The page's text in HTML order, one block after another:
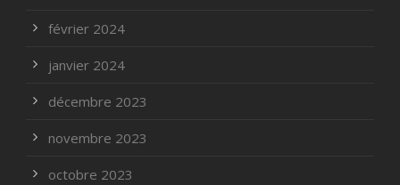
février 2024
janvier 2024
décembre 2023
novembre 2023
octobre 2023